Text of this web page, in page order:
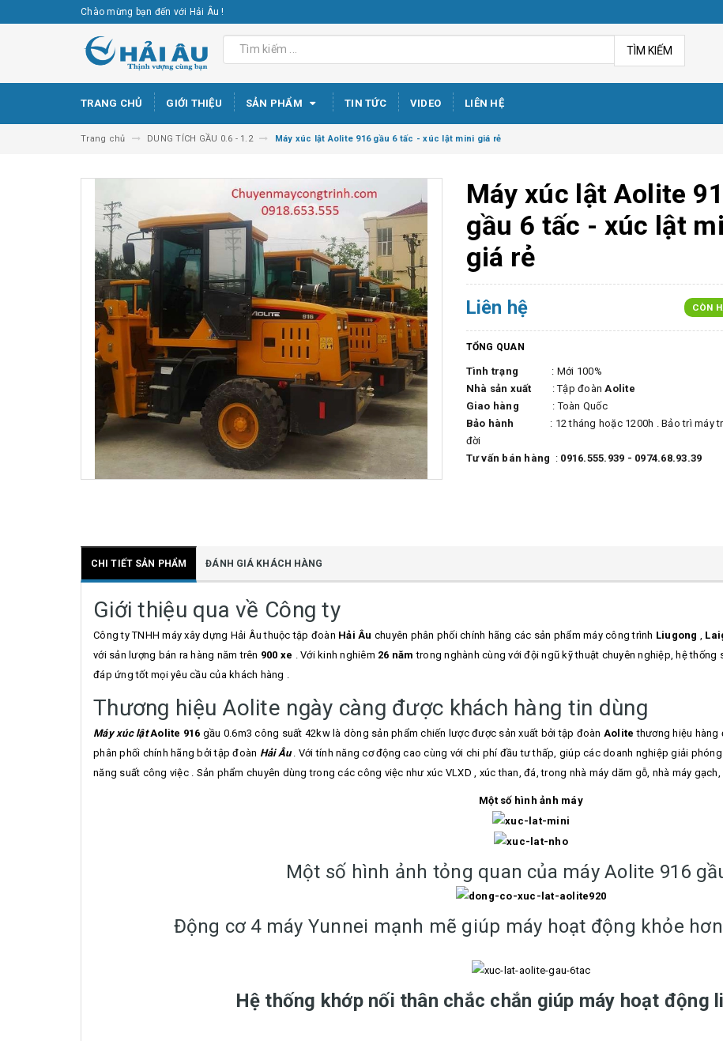
Chào mừng bạn đến với Hải Âu !
TÌM KIẾM
TRANG CHỦ GIỚI THIỆU SẢN PHẨM TIN TỨC VIDEO LIÊN HỆ
Trang chủ DUNG TÍCH GẦU 0.6 - 1.2 Máy xúc lật Aolite 916 gầu 6 tấc - xúc lật mini giá rẻ
Máy xúc lật Aolite
gầu 6 tấc - xúc lật
giá rẻ
Liên hệ CÒN
TỔNG QUAN
Tình trạng : Mới 100%
Nhà sản xuất : Tập đoàn Aolite
Giao hàng
: Toàn Quốc
Bảo hành
: 12 tháng hoặc 1200h . Bảo trì máy
đời
Tư vấn bán hàng : 0916.555.939 - 0974.68.93.39
CHI TIẾT SẢN PHẨM ĐÁNH GIÁ KHÁCH HÀNG
Giới thiệu qua về Công ty
Công ty TNHH máy xây dựng Hải Âu thuộc tập đoàn Hải Âu chuyên phân phối chính hãng các sản phẩm máy công trình Liugong ,
với sản lượng bán ra hàng năm trên 900 xe . Với kinh nghiêm 26 năm trong nghành cùng với đội ngũ kỹ thuật chuyên nghiệp, hệ
đáp ứng tốt mọi yêu cầu của khách hàng .
Thương hiệu Aolite ngày càng được khách hàng tin dùng
Máy xúc lậtAolite 916 gầu 0.6m3 công suất 42kw là dòng sản phẩm chiến lược được sản xuất bởi tập đoàn Aolitethương hiệu hàng
phân phối chính hãng bởi tập đoàn Hải Âu. Với tính năng cơ động cao cùng với chi phí đầu tư thấp, giúp các doanh nghiệp giải
năng suất công việc . Sản phẩm chuyên dùng trong các công việc như xúc VLXD , xúc than, đá, trong nhà máy dăm gỗ, nhà máy
Một số hình ảnh máy
Một số hình ảnh tỏng quan của máy Aolite 916
Động cơ 4 máy Yunnei mạnh mẽ giúp máy hoạt động khỏe
Hệ thống khớp nối thân chắc chắn giúp máy hoạt động